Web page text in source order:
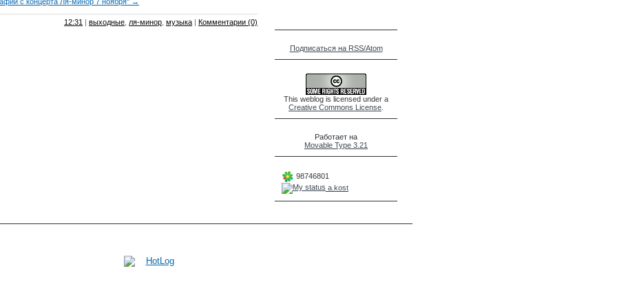
12:31 | выходные ля-минор музыка | Комментарии (0)
Подписаться на RSS/Atom
This weblog is licensed under a
Creative Commons License
Работает на
Movable Type 3.21
98746801
a.kost